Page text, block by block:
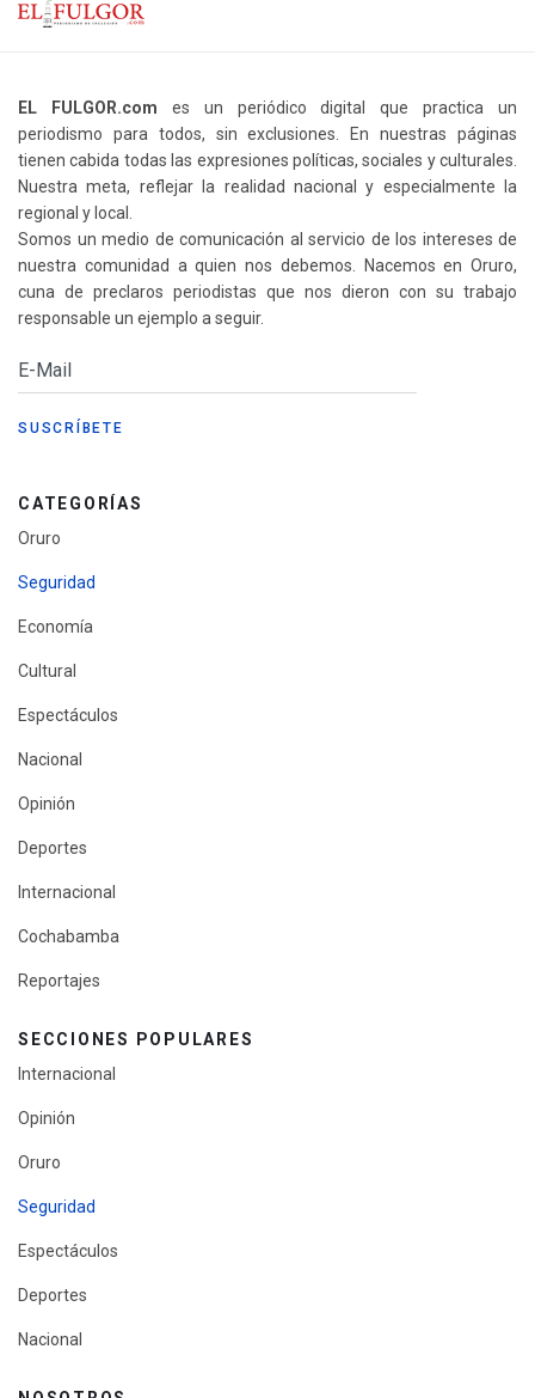
EL FULGOR.com es un periódico digital que practica un
periodismo para todos, sin exclusiones. En nuestras páginas
tienen cabida todas las expresiones políticas, sociales y culturales.
Nuestra meta, reflejar la realidad nacional y especialmente la
regional y local.
Somos un medio de comunicación al servicio de los intereses de
nuestra comunidad a quien nos debemos. Nacemos en Oruro,
cuna de preclaros periodistas que nos dieron con su trabajo
responsable un ejemplo a seguir.
CATEGORÍAS
Oruro
Seguridad
Economía
Cultural
Espectáculos
Nacional
Opinión
Deportes
Internacional
Cochabamba
Reportajes
SECCIONES POPULARES
Internacional
Opinión
Oruro
Seguridad
Espectáculos
Deportes
Nacional